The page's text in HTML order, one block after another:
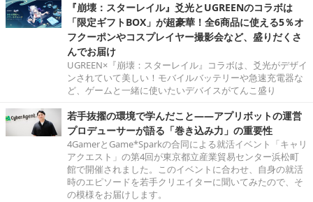
『崩壊：スターレイル』爻光とUGREENのコラボは
「限定ギフトBOX」が超豪華！全6商品に使える5％オ
フクーポンやコスプレイヤー撮影会など、盛りだくさ
んでお届け
UGREEN×『崩壊：スターレイル』コラボは、爻光がデザイ
ンされていて美しい！モバイルバッテリーや急速充電器な
ど、ゲームと一緒に使いたいデバイスがてんこ盛り
若手抜擢の環境で学んだこと――アプリボットの運営
プロデューサーが語る「巻き込み力」の重要性
4GamerとGame*Sparkの合同による就活イベント「キャリ
アクエスト」の第4回が東京都立産業貿易センター浜松町
館で開催されました。このイベントに合わせ、自身の就活
時のエピソードを若手クリエイターに聞いてみたので、そ
の模様をお届けします。